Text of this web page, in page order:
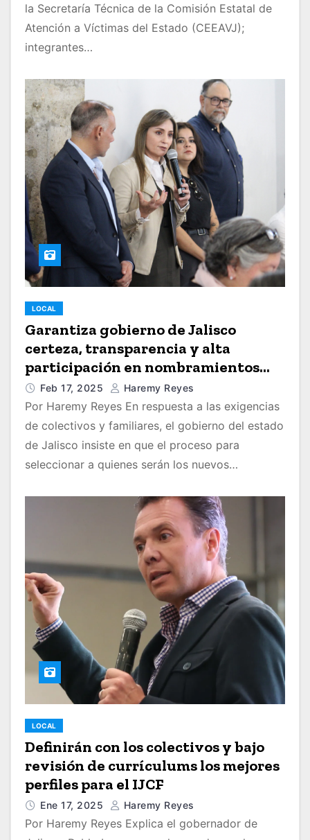
la Secretaría Técnica de la Comisión Estatal de
Atención a Víctimas del Estado (CEEAVJ);
integrantes…
LOCAL
Garantiza gobierno de Jalisco
certeza, transparencia y alta
participación en nombramientos
relacionados con el tema de los
desaparecidos
Feb 17, 2025 Haremy Reyes
Por Haremy Reyes En respuesta a las exigencias
de colectivos y familiares, el gobierno del estado
de Jalisco insiste en que el proceso para
seleccionar a quienes serán los nuevos…
LOCAL
Definirán con los colectivos y bajo
revisión de currículums los mejores
perfiles para el IJCF
Ene 17, 2025 Haremy Reyes
Por Haremy Reyes Explica el gobernador de